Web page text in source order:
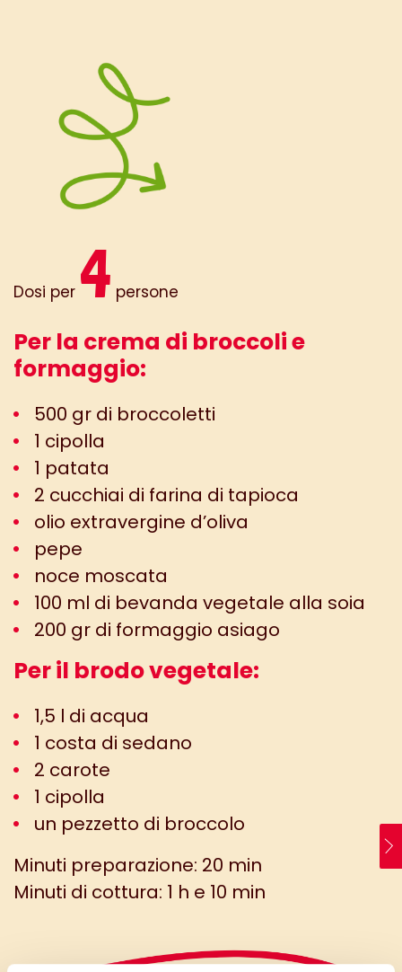
Dosi per 4 persone
Per la crema di broccoli e
formaggio:
500 gr di broccoletti
1 cipolla
1 patata
2 cucchiai di farina di tapioca
olio extravergine d’oliva
pepe
noce moscata
100 ml di bevanda vegetale alla soia
200 gr di formaggio asiago
Per il brodo vegetale:
1,5 l di acqua
1 costa di sedano
2 carote
1 cipolla
un pezzetto di broccolo
Minuti preparazione: 20 min
Minuti di cottura: 1 h e 10 min